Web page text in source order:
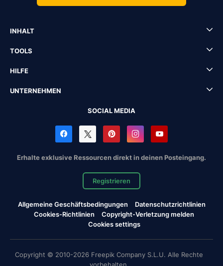
INHALT
TOOLS
HILFE
UNTERNEHMEN
SOCIAL MEDIA
Erhalte exklusive Ressourcen direkt in deinen Posteingang.
Registrieren
Allgemeine Geschäftsbedingungen
Datenschutzrichtlinien
Cookies-Richtlinien
Copyright-Verletzung melden
Cookies settings
Copyright © 2010-2026 Freepik Company S.L.U. Alle Rechte